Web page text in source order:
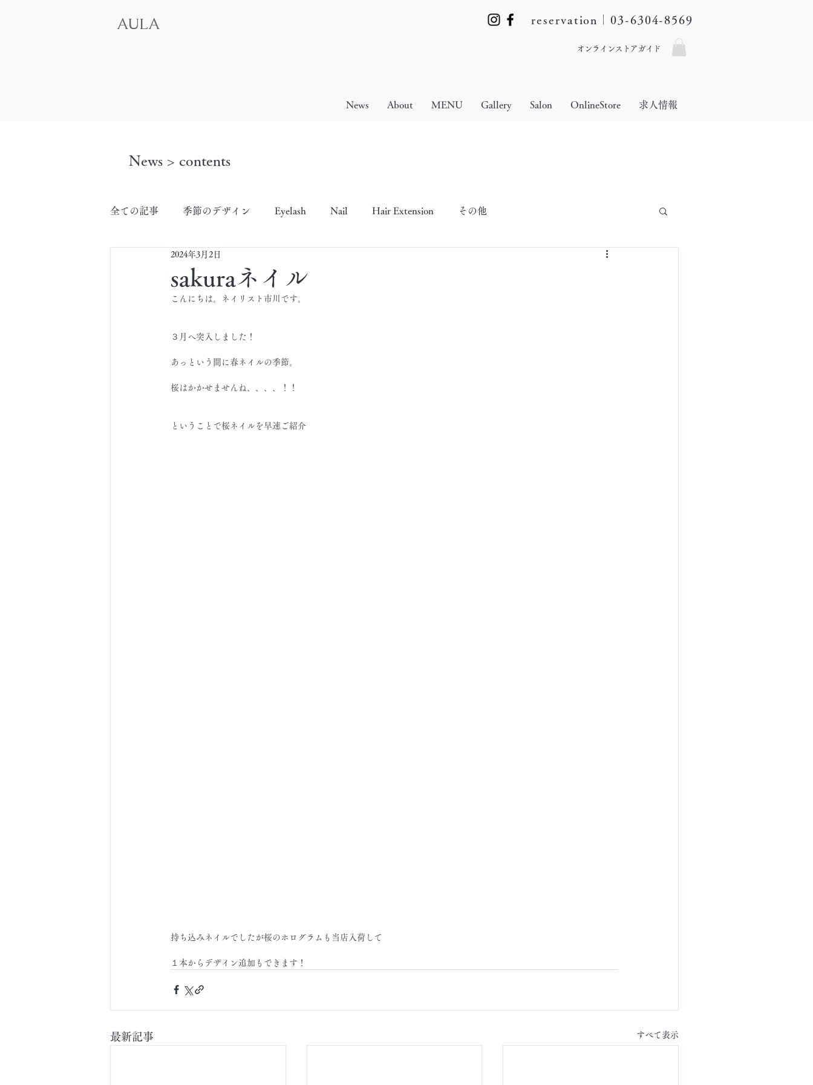
reservation｜03-6304-8569
AULA
オンラインストアガイド
News About MENU Gallery Salon OnlineStore 求人情報
News > contents
全ての記事 季節のデザイン Eyelash Nail Hair Extension その他
sakuraネイル
2024年3月2日
こんにちは。ネイリスト市川です。
３月へ突入しました！
あっという間に春ネイルの季節。
桜はかかせませんね、、、、！！
ということで桜ネイルを早速ご紹介
持ち込みネイルでしたが桜のホログラムも当店入荷して
１本からデザイン追加もできます！
最新記事 すべて表示